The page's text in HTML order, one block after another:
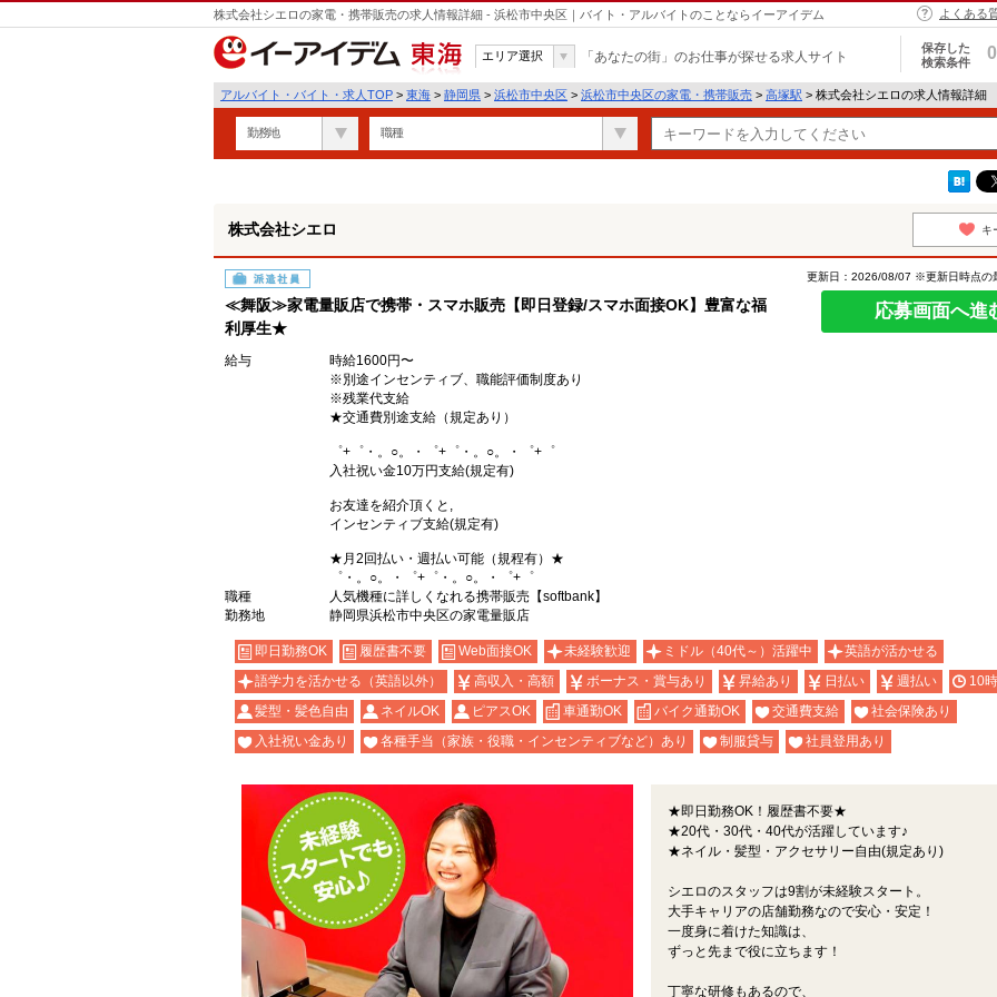
株式会社シエロの家電・携帯販売の求人情報詳細 - 浜松市中央区｜バイト・アルバイトのことならイーアイデム よくある
東海
エリア選択 「あなたの街」のお仕事が探せる求人サイト
保存した
検索条件
0
アルバイト・バイト・求人TOP > 東海 > 静岡県 > 浜松市中央区 > 浜松市中央区の家電・携帯販売 > 高塚駅 > 株式会社シエロの求人情報詳細
勤務地 職種
株式会社シエロ キ
派遣社員
≪舞阪≫家電量販店で携帯・スマホ販売【即日登録/スマホ面接OK】豊富な福
利厚生★
更新日：2026/08/07 ※更新日時点の
応募画面へ進
給与
時給1600円〜
※別途インセンティブ、職能評価制度あり
※残業代支給
★交通費別途支給（規定あり）
゜+゜・。○。・゜+゜・。○。・゜+゜
入社祝い金10万円支給(規定有)
お友達を紹介頂くと,
インセンティブ支給(規定有)
★月2回払い・週払い可能（規程有）★
゜・。○。・゜+゜・。○。・゜+゜
職種
人気機種に詳しくなれる携帯販売【softbank】
勤務地
静岡県浜松市中央区の家電量販店
即日勤務OK 履歴書不要 Web面接OK 未経験歓迎 ミドル（40代～）活躍中
英語が活かせる
語学力を活かせる（英語以外）
高収入・高額 ボーナス・賞与あり 昇給あり 日払い 週払い
10
髪型・髪色自由
ネイルOK ピアスOK 車通勤OK バイク通勤OK 交通費支給
社会保険あり
入社祝い金あり
各種手当（家族・役職・インセンティブなど）あり 制服貸与 社員登用あり
★即日勤務OK！履歴書不要★
★20代・30代・40代が活躍しています♪
★ネイル・髪型・アクセサリー自由(規定あり)
シエロのスタッフは9割が未経験スタート。
大手キャリアの店舗勤務なので安心・安定！
一度身に着けた知識は、
ずっと先まで役に立ちます！
丁寧な研修もあるので、